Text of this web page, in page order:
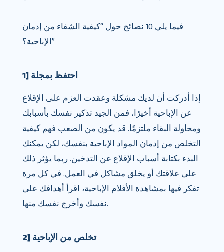
فيما يلي 10 نصائح حول “كيفية الشفاء من إدمان
الإباحية؟”
1] احتفظ بمجلة
إذا أدركت أن لديك مشكلة وعقدت العزم على الإقلاع
عن الإباحية أخيرًا، فمن الجيد تذكير نفسك بأسبابك
ومحاولة البقاء ملتزمًا. قد يكون من الصعب فهم كيفية
التخلص من إدمان المواد الإباحية بنفسك، لكن يمكنك
البدء بكتابة أسباب الإقلاع عن التدخين. ربما يؤثر ذلك
على علاقتك أو يخلق مشاكل في العمل. في كل مرة
تفكر فيها بمشاهدة الأفلام الإباحية، اقرأ أهدافك على
نفسك وأخرج نفسك منها.
2] تخلص من الإباحية